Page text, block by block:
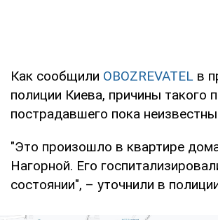
Как сообщили OBOZREVATEL в
полиции Киева, причины такого
пострадавшего пока
"Это произошло в квартире
Нагорной. Его
состоянии", – уточнили в